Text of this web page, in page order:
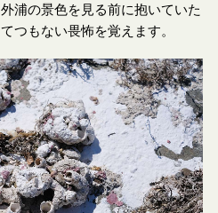
浦の景色を見る前に抱いていた
つもない畏怖を覚えます。